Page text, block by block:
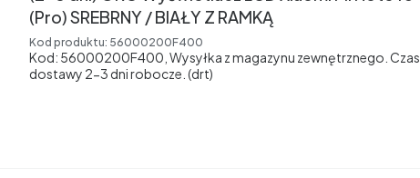
(Pro) SREBRNY / BIAŁY Z RAMKĄ
Kod produktu: 56000200F400
Kod: 56000200F400, Wysyłka z magazynu zewnętrznego. Czas
dostawy 2-3 dni robocze. (drt)